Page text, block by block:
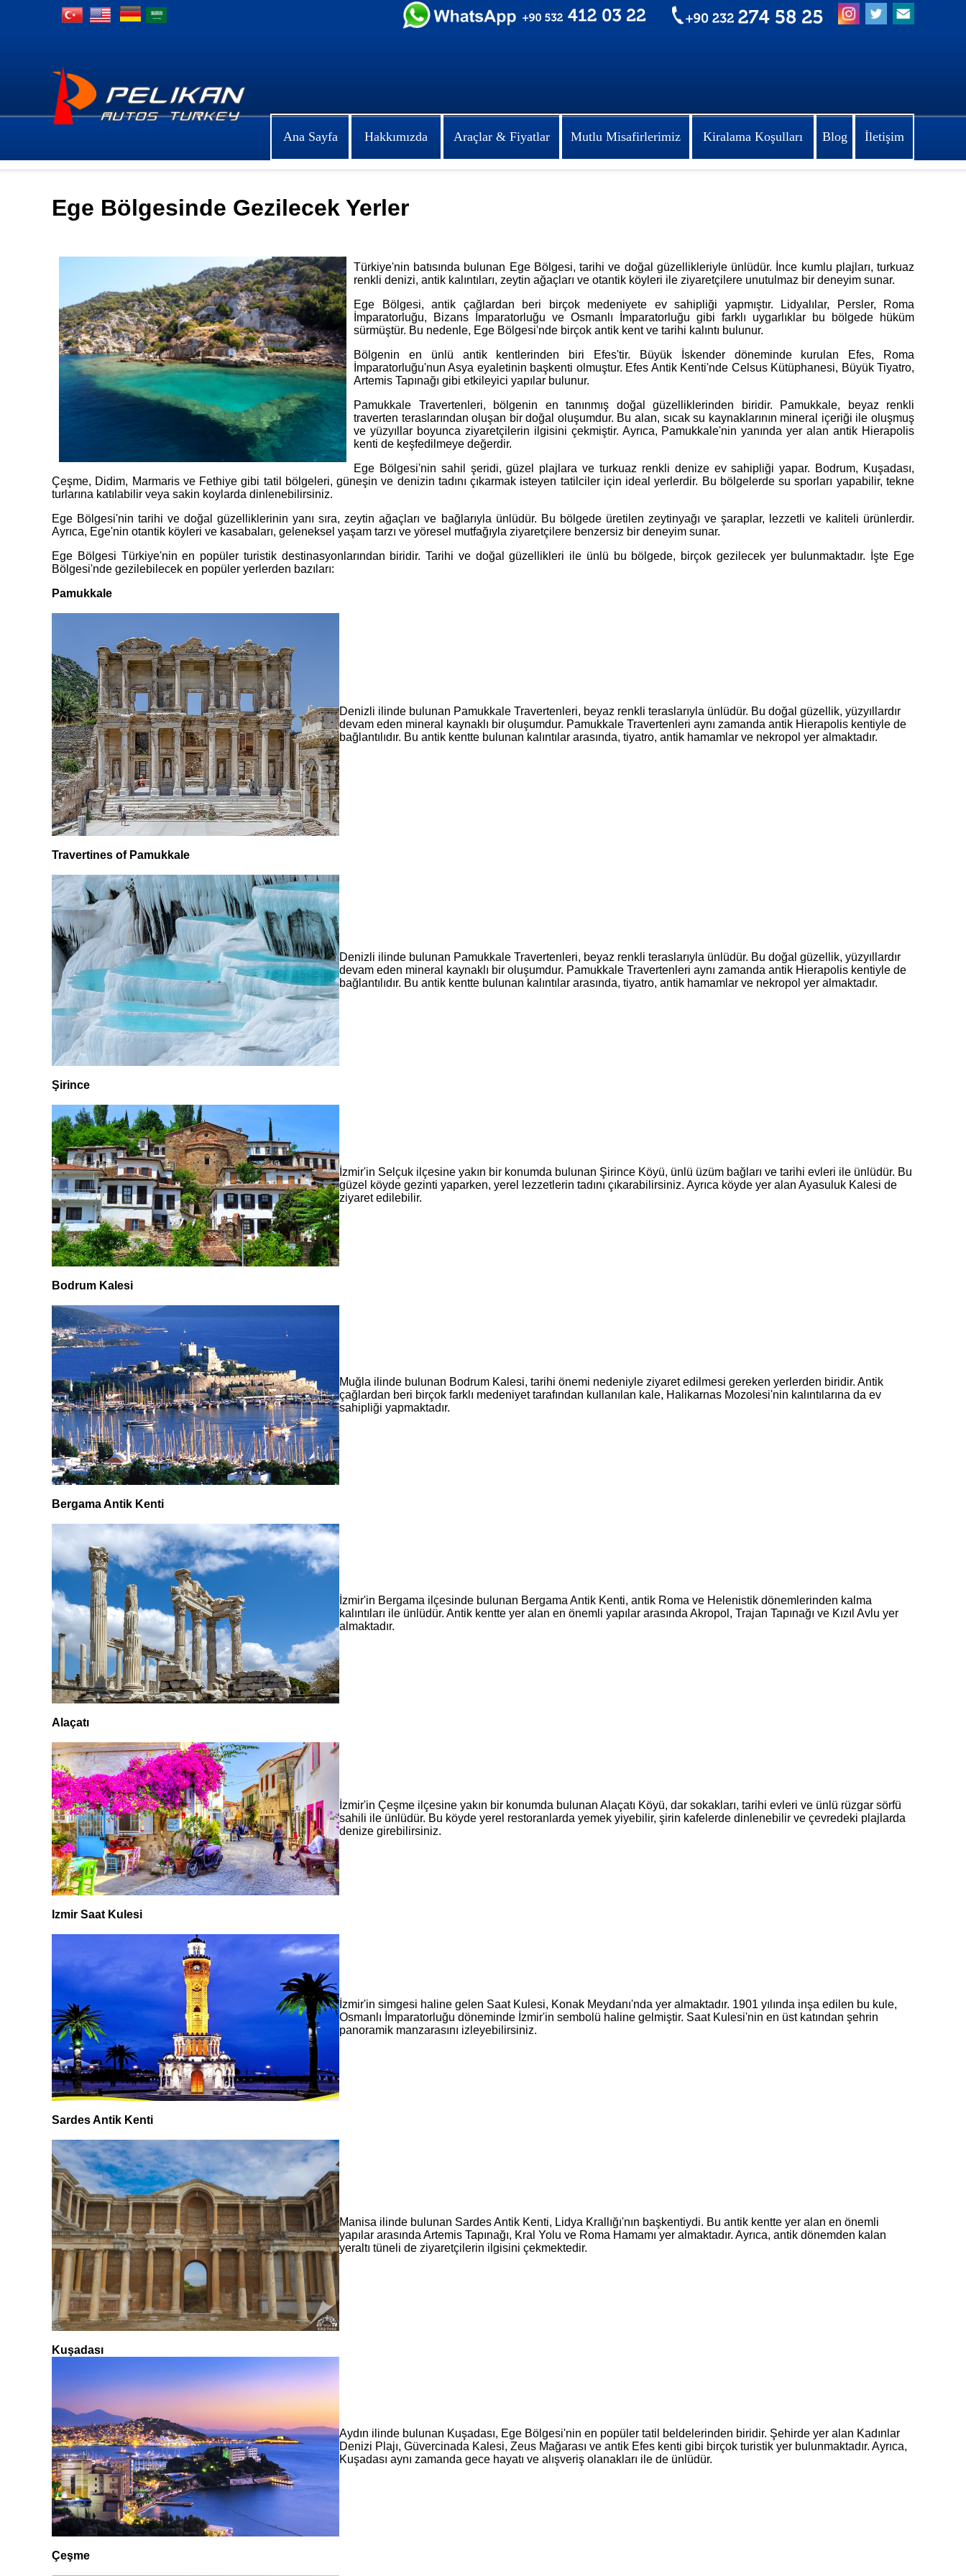
Ana Sayfa Hakkımızda Araçlar & Fiyatlar Mutlu Misafirlerimiz Kiralama Koşulları Blog İletişim
Ege Bölgesinde Gezilecek Yerler
Türkiye'nin batısında bulunan Ege Bölgesi, tarihi ve doğal güzellikleriyle ünlüdür. İnce kumlu plajları, turkuaz
renkli denizi, antik kalıntıları, zeytin ağaçları ve otantik köyleri ile ziyaretçilere unutulmaz bir deneyim sunar.
Ege Bölgesi, antik çağlardan beri birçok medeniyete ev sahipliği yapmıştır. Lidyalılar, Persler, Roma
İmparatorluğu, Bizans İmparatorluğu ve Osmanlı İmparatorluğu gibi farklı uygarlıklar bu bölgede hüküm
sürmüştür. Bu nedenle, Ege Bölgesi'nde birçok antik kent ve tarihi kalıntı bulunur.
Bölgenin en ünlü antik kentlerinden biri Efes'tir. Büyük İskender döneminde kurulan Efes, Roma
İmparatorluğu'nun Asya eyaletinin başkenti olmuştur. Efes Antik Kenti'nde Celsus Kütüphanesi, Büyük Tiyatro,
Artemis Tapınağı gibi etkileyici yapılar bulunur.
Pamukkale Travertenleri, bölgenin en tanınmış doğal güzelliklerinden biridir. Pamukkale, beyaz renkli
traverten teraslarından oluşan bir doğal oluşumdur. Bu alan, sıcak su kaynaklarının mineral içeriği ile oluşmuş
ve yüzyıllar boyunca ziyaretçilerin ilgisini çekmiştir. Ayrıca, Pamukkale'nin yanında yer alan antik Hierapolis
kenti de keşfedilmeye değerdir.
Ege Bölgesi'nin sahil şeridi, güzel plajlara ve turkuaz renkli denize ev sahipliği yapar. Bodrum, Kuşadası,
Çeşme, Didim, Marmaris ve Fethiye gibi tatil bölgeleri, güneşin ve denizin tadını çıkarmak isteyen tatilciler için ideal yerlerdir. Bu bölgelerde su sporları yapabilir, tekne
turlarına katılabilir veya sakin koylarda dinlenebilirsiniz.
Ege Bölgesi'nin tarihi ve doğal güzelliklerinin yanı sıra, zeytin ağaçları ve bağlarıyla ünlüdür. Bu bölgede üretilen zeytinyağı ve şaraplar, lezzetli ve kaliteli ürünlerdir.
Ayrıca, Ege'nin otantik köyleri ve kasabaları, geleneksel yaşam tarzı ve yöresel mutfağıyla ziyaretçilere benzersiz bir deneyim sunar.
Ege Bölgesi Türkiye'nin en popüler turistik destinasyonlarından biridir. Tarihi ve doğal güzellikleri ile ünlü bu bölgede, birçok gezilecek yer bulunmaktadır. İşte Ege
Bölgesi'nde gezilebilecek en popüler yerlerden bazıları:
Pamukkale
Denizli ilinde bulunan Pamukkale Travertenleri, beyaz renkli teraslarıyla ünlüdür. Bu doğal güzellik, yüzyıllardır
devam eden mineral kaynaklı bir oluşumdur. Pamukkale Travertenleri aynı zamanda antik Hierapolis kentiyle de
bağlantılıdır. Bu antik kentte bulunan kalıntılar arasında, tiyatro, antik hamamlar ve nekropol yer almaktadır.
Travertines of Pamukkale
Denizli ilinde bulunan Pamukkale Travertenleri, beyaz renkli teraslarıyla ünlüdür. Bu doğal güzellik, yüzyıllardır
devam eden mineral kaynaklı bir oluşumdur. Pamukkale Travertenleri aynı zamanda antik Hierapolis kentiyle de
bağlantılıdır. Bu antik kentte bulunan kalıntılar arasında, tiyatro, antik hamamlar ve nekropol yer almaktadır.
Şirince
İzmir'in Selçuk ilçesine yakın bir konumda bulunan Şirince Köyü, ünlü üzüm bağları ve tarihi evleri ile ünlüdür. Bu
güzel köyde gezinti yaparken, yerel lezzetlerin tadını çıkarabilirsiniz. Ayrıca köyde yer alan Ayasuluk Kalesi de
ziyaret edilebilir.
Bodrum Kalesi
Muğla ilinde bulunan Bodrum Kalesi, tarihi önemi nedeniyle ziyaret edilmesi gereken yerlerden biridir. Antik
çağlardan beri birçok farklı medeniyet tarafından kullanılan kale, Halikarnas Mozolesi'nin kalıntılarına da ev
sahipliği yapmaktadır.
Bergama Antik Kenti
İzmir'in Bergama ilçesinde bulunan Bergama Antik Kenti, antik Roma ve Helenistik dönemlerinden kalma
kalıntıları ile ünlüdür. Antik kentte yer alan en önemli yapılar arasında Akropol, Trajan Tapınağı ve Kızıl Avlu yer
almaktadır.
Alaçatı
İzmir'in Çeşme ilçesine yakın bir konumda bulunan Alaçatı Köyü, dar sokakları, tarihi evleri ve ünlü rüzgar sörfü
sahili ile ünlüdür. Bu köyde yerel restoranlarda yemek yiyebilir, şirin kafelerde dinlenebilir ve çevredeki plajlarda
denize girebilirsiniz.
Izmir Saat Kulesi
İzmir'in simgesi haline gelen Saat Kulesi, Konak Meydanı'nda yer almaktadır. 1901 yılında inşa edilen bu kule,
Osmanlı İmparatorluğu döneminde İzmir'in sembolü haline gelmiştir. Saat Kulesi'nin en üst katından şehrin
panoramik manzarasını izleyebilirsiniz.
Sardes Antik Kenti
Manisa ilinde bulunan Sardes Antik Kenti, Lidya Krallığı'nın başkentiydi. Bu antik kentte yer alan en önemli
yapılar arasında Artemis Tapınağı, Kral Yolu ve Roma Hamamı yer almaktadır. Ayrıca, antik dönemden kalan
yeraltı tüneli de ziyaretçilerin ilgisini çekmektedir.
Kuşadası
Aydın ilinde bulunan Kuşadası, Ege Bölgesi'nin en popüler tatil beldelerinden biridir. Şehirde yer alan Kadınlar
Denizi Plajı, Güvercinada Kalesi, Zeus Mağarası ve antik Efes kenti gibi birçok turistik yer bulunmaktadır. Ayrıca,
Kuşadası aynı zamanda gece hayatı ve alışveriş olanakları ile de ünlüdür.
Çeşme